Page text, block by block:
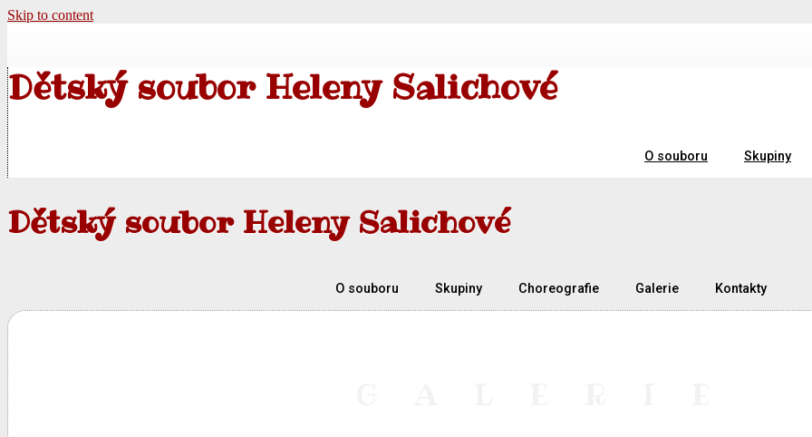
Skip to content
Dětský soubor Heleny Salichové
O souboru Skupiny
Dětský soubor Heleny Salichové
O souboru Skupiny Choreografie Galerie Kontakty